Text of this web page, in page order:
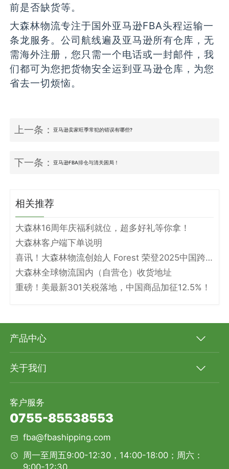
前是否缺货等。
大森林物流专注于国外亚马逊FBA头程运输一
条龙服务。公司航线遍及亚马逊所有仓库，无
需海外注册，您只需一个电话或一封邮件，我
们都可为您把货物安全运到亚马逊仓库，为您
省去一切烦恼。
上一条：亚马逊卖家旺季常犯的错误有哪些?
下一条：亚马逊FBA排仓与清关困局！
相关推荐
大森林16周年庆福利就位，超多好礼等你拿！
大森林客户端下单说明
喜讯！大森林物流创始人 Forest 荣登2025中国跨境电商物流名人堂！
大森林全球物流国内（自营仓）收货地址
重磅！美最新301关税落地，中国商品加征12.5%！
产品中心
关于我们
客户服务
0755-85538553
fba@fbashipping.com
周一至周五9:00-12:30，14:00-18:00；周六：